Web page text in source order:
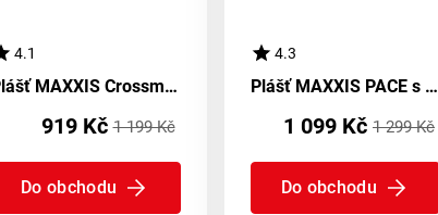
4.1
Plášť MAXXIS Crossmark EXO TR DC - kevlar
919 Kč 1 199 Kč
Do obchodu
4.3
Plášť MAXXIS PACE s technologií kevlar a ochranou EXO TR
1 099 Kč 1 299 Kč
Do obchodu